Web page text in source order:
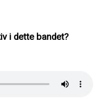
i dette bandet?